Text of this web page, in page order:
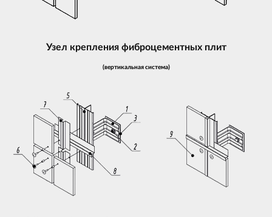
Узел крепления фиброцементных плит
(вертикальная система)